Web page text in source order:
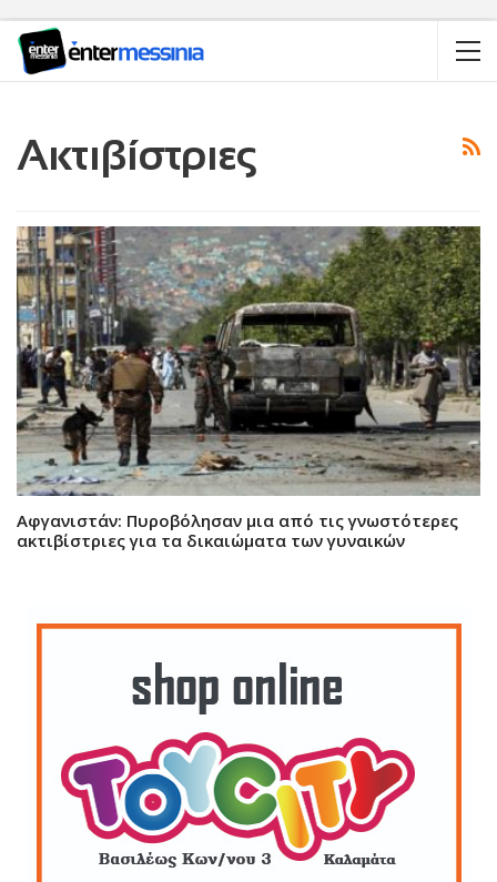
Ακτιβίστριες
Αφγανιστάν: Πυροβόλησαν μια από τις γνωστότερες
ακτιβίστριες για τα δικαιώματα των γυναικών